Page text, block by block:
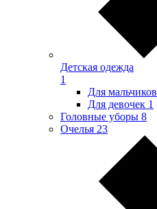
Детская одежда
1
Для мальчиков
Для девочек 1
Головные уборы 8
Очелья 23